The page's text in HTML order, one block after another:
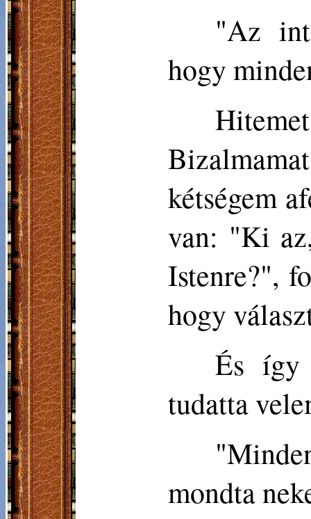
"Az
hogy
kétségem
van: "Ki
Istenre?",
hogy
És így
tudatta
mondta